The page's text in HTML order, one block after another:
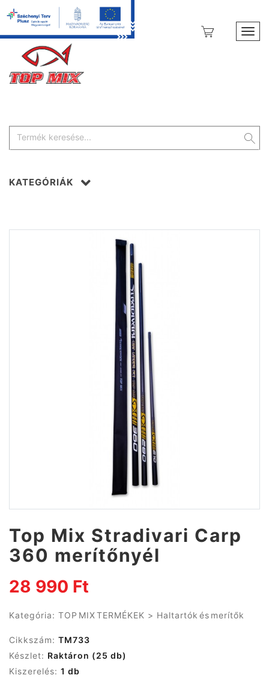
Top Mix Stradivari Carp
360 merítőnyél
28 990 Ft
Kategória: TOP MIX TERMÉKEK > Haltartók és merítők
Cikkszám: TM733
Készlet: Raktáron (25 db)
Kiszerelés: 1 db
KATEGÓRIÁK